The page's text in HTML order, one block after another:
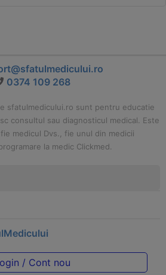
0374 109 268
sfatulmedicului.ro sunt pentru educatie
consultul sau diagnosticul medical. Este
medicul Dvs., fie unul din medicii
la medic Clickmed.
/ Cont nou